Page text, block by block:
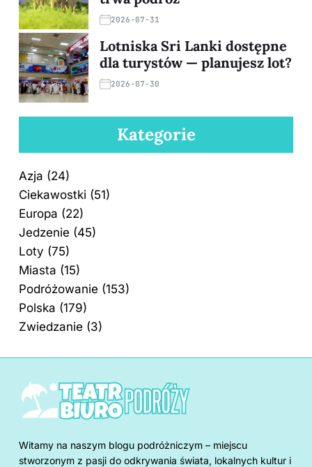
2026-07-31
Lotniska Sri Lanki dostępne
dla turystów — planujesz lot?
2026-07-30
Kategorie
Azja (24)
Ciekawostki (51)
Europa (22)
Jedzenie (45)
Loty (75)
Miasta (15)
Podróżowanie (153)
Polska (179)
Zwiedzanie (3)
Witamy na naszym blogu podróżniczym – miejscu
stworzonym z pasji do odkrywania świata, lokalnych kultur i